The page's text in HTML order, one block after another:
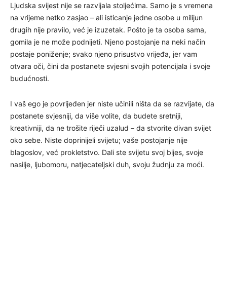
Ljudska svijest nije se razvijala stoljećima. Samo je s vremena
na vrijeme netko zasjao – ali isticanje jedne osobe u milijun
drugih nije pravilo, već je izuzetak. Pošto je ta osoba sama,
gomila je ne može podnijeti. Njeno postojanje na neki način
postaje poniženje; svako njeno prisustvo vrijeđa, jer vam
otvara oči, čini da postanete svjesni svojih potencijala i svoje
budućnosti.
I vaš ego je povrijeđen jer niste učinili ništa da se razvijate, da
postanete svjesniji, da više volite, da budete sretniji,
kreativniji, da ne trošite riječi uzalud – da stvorite divan svijet
oko sebe. Niste doprinijeli svijetu; vaše postojanje nije
blagoslov, već prokletstvo. Dali ste svijetu svoj bijes, svoje
nasilje, ljubomoru, natjecateljski duh, svoju žudnju za moći.